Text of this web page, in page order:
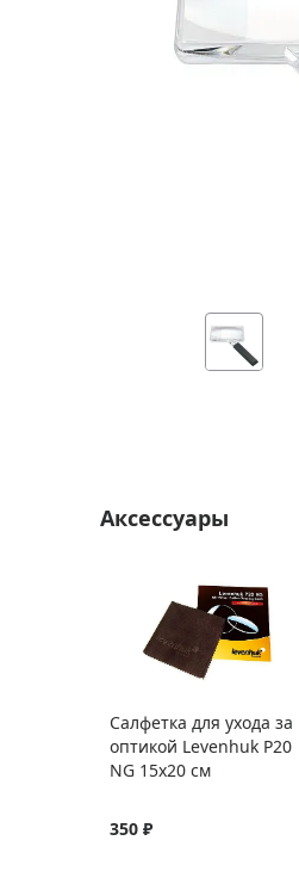
Приборы ночного
Тепловизоры
Астропланетарии
Аксессуары
Салфетка для ухода за
оптикой Levenhuk P20
NG 15x20 см
350 ₽